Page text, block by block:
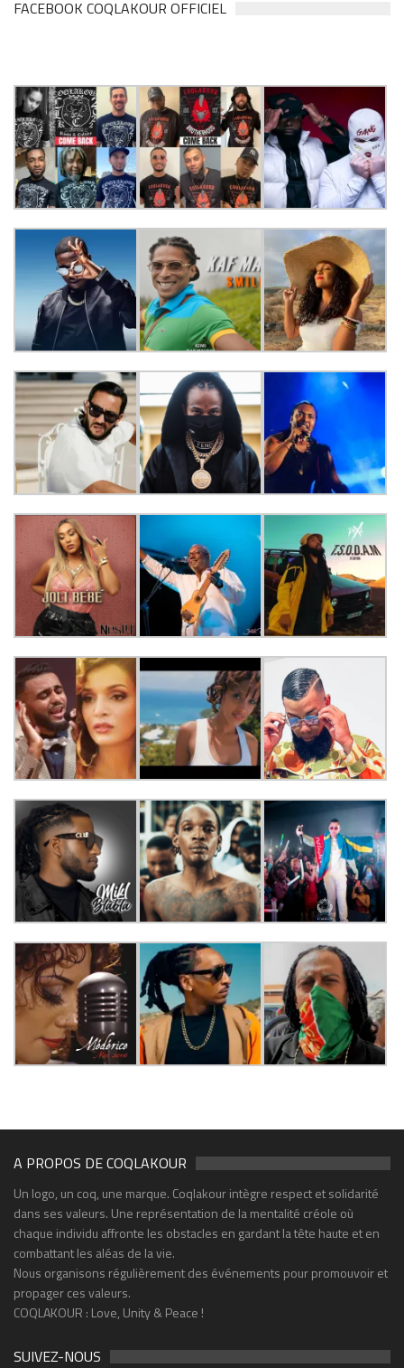
FACEBOOK COQLAKOUR OFFICIEL
A PROPOS DE COQLAKOUR
Un logo, un coq, une marque. Coqlakour intègre respect et solidarité
dans ses valeurs. Une représentation de la mentalité créole où
chaque individu affronte les obstacles en gardant la tête haute et en
combattant les aléas de la vie.
Nous organisons régulièrement des événements pour promouvoir et
propager ces valeurs.
COQLAKOUR : Love, Unity & Peace !
SUIVEZ-NOUS